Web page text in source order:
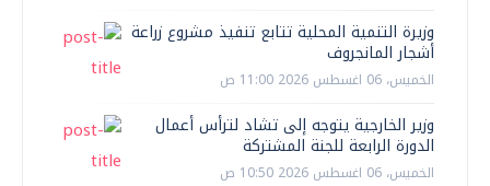
وزيرة التنمية المحلية تتابع تنفيذ مشروع زراعة
أشجار المانجروف
الخميس، 06 اغسطس 2026 11:00 ص
وزير الخارجية يتوجه إلى تشاد لترأس أعمال
الدورة الرابعة للجنة المشتركة
الخميس، 06 اغسطس 2026 10:50 ص